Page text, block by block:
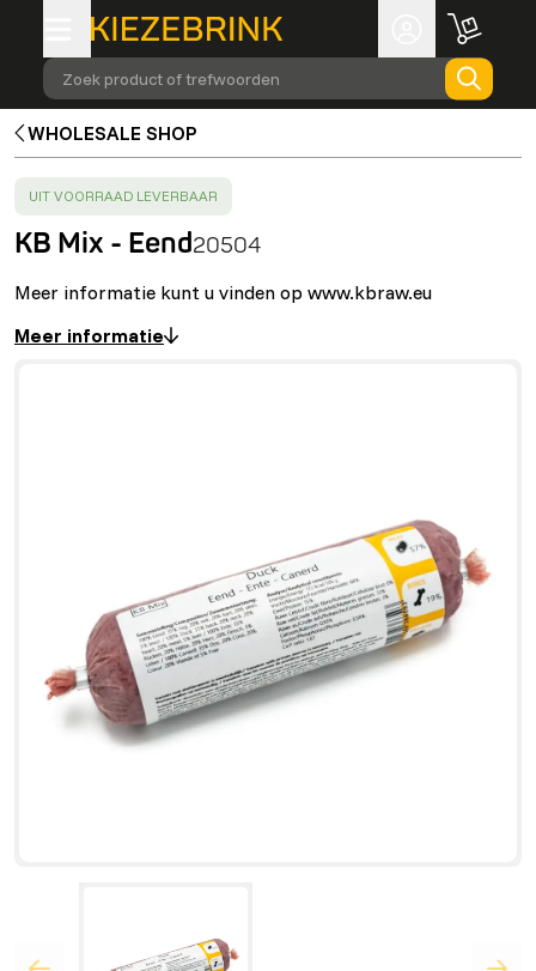
Zoek product of trefwoorden
WHOLESALE SHOP
SUCCESS:
UIT VOORRAAD LEVERBAAR
KB Mix - Eend20504
Meer informatie kunt u vinden op www.kbraw.eu
Meer informatie